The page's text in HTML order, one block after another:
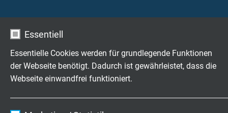
Essentiell
Essentielle Cookies werden für grundlegende Funktionen
der Webseite benötigt. Dadurch ist gewährleistet, dass die
Webseite einwandfrei funktioniert.
montiertem RJ45 Stecker
S PN 667 - PN Verbindungsleitung